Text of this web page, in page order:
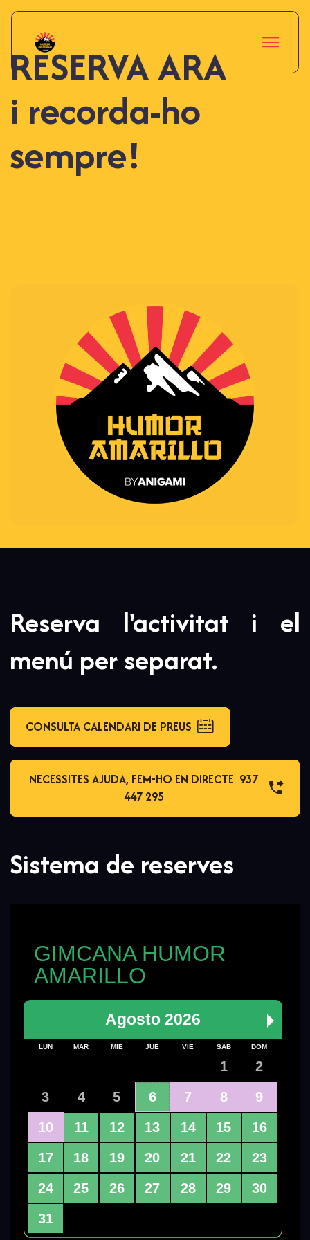
RESERVA ARA
i recorda-ho
sempre!
Reserva l'activitat i el
menú per separat.
CONSULTA CALENDARI DE PREUS
NECESSITES AJUDA, FEM-HO EN DIRECTE 937
447 295
Sistema de reserves